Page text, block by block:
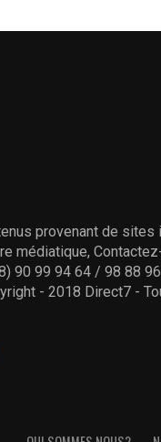
provenant de sites
médiatique,
90 99 94 64 / 98 88
- 2018 Direct7 -